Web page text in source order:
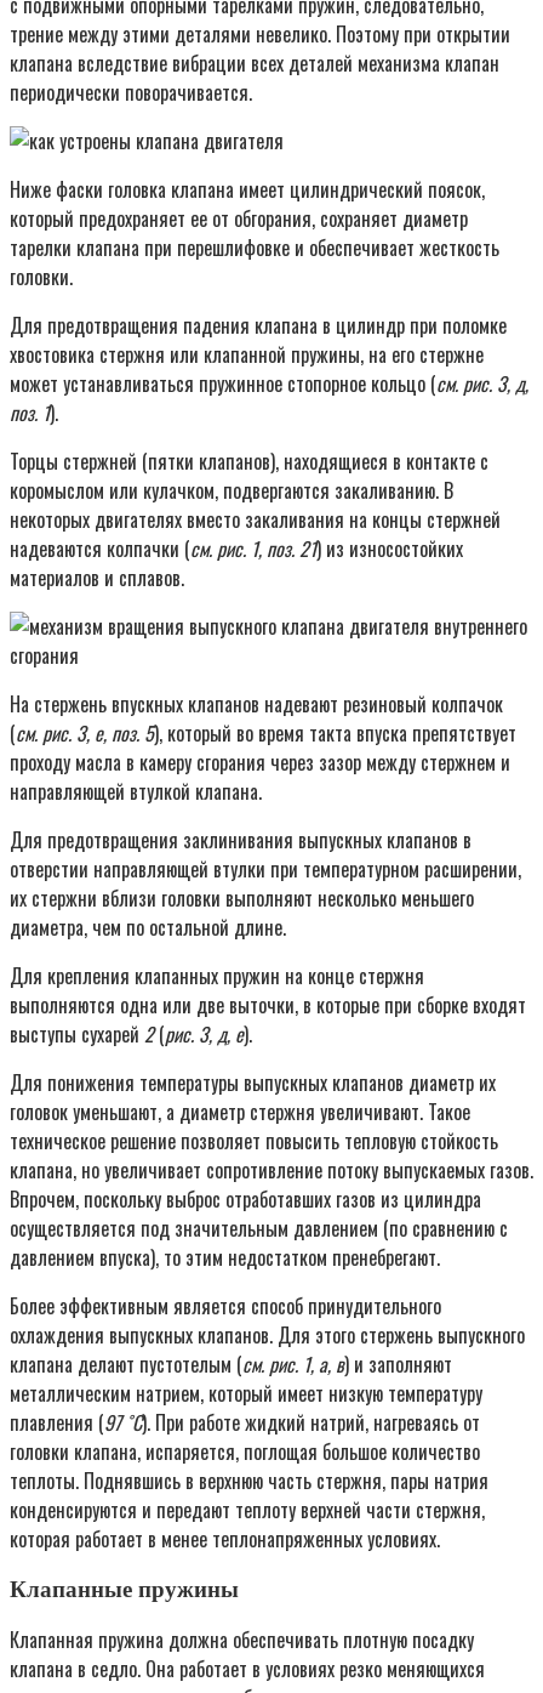
трение между этими деталями невелико. Поэтому при открытии
клапана вследствие вибрации всех деталей механизма клапан
периодически поворачивается.
Ниже фаски головка клапана имеет цилиндрический поясок,
который предохраняет ее от обгорания, сохраняет диаметр
тарелки клапана при перешлифовке и обеспечивает жесткость
головки.
Для предотвращения падения клапана в цилиндр при поломке
хвостовика стержня или клапанной пружины, на его стержне
может устанавливаться пружинное стопорное кольцо (см. рис. 3, д,
поз. 1).
Торцы стержней (пятки клапанов), находящиеся в контакте с
коромыслом или кулачком, подвергаются закаливанию. В
некоторых двигателях вместо закаливания на концы стержней
надеваются колпачки (см. рис. 1, поз. 21) из износостойких
материалов и сплавов.
На стержень впускных клапанов надевают резиновый колпачок
(см. рис. 3, е, поз. 5), который во время такта впуска препятствует
проходу масла в камеру сгорания через зазор между стержнем и
направляющей втулкой клапана.
Для предотвращения заклинивания выпускных клапанов в
отверстии направляющей втулки при температурном расширении,
их стержни вблизи головки выполняют несколько меньшего
диаметра, чем по остальной длине.
Для крепления клапанных пружин на конце стержня
выполняются одна или две выточки, в которые при сборке входят
выступы сухарей 2(рис. 3, д, е).
Для понижения температуры выпускных клапанов диаметр их
головок уменьшают, а диаметр стержня увеличивают. Такое
техническое решение позволяет повысить тепловую стойкость
клапана, но увеличивает сопротивление потоку выпускаемых газов.
Впрочем, поскольку выброс отработавших газов из цилиндра
осуществляется под значительным давлением (по сравнению с
давлением впуска), то этим недостатком пренебрегают.
Более эффективным является способ принудительного
охлаждения выпускных клапанов. Для этого стержень выпускного
клапана делают пустотелым (см. рис. 1, а, в) и заполняют
металлическим натрием, который имеет низкую температуру
плавления (97 ˚С). При работе жидкий натрий, нагреваясь от
головки клапана, испаряется, поглощая большое количество
теплоты. Поднявшись в верхнюю часть стержня, пары натрия
конденсируются и передают теплоту верхней части стержня,
которая работает в менее теплонапряженных условиях.
Клапанные пружины
Клапанная пружина должна обеспечивать плотную посадку
клапана в седло. Она работает в условиях резко меняющихся